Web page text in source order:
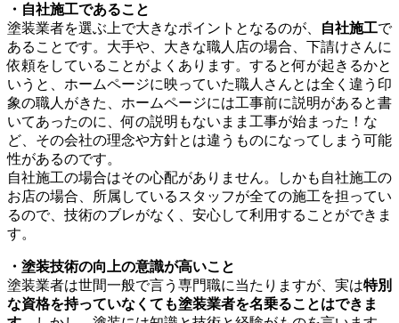
・自社施工であること
塗装業者を選ぶ上で大きなポイントとなるのが、
自社施工で
あることです。大手や、大きな職人店の場合、下請けさんに
依頼をしていることがよくあります。すると何が起きるかと
いうと、ホームページに映っていた職人さんとは全く違う印
象の職人がきた、ホームページには工事前に説明があると書
いてあったのに、何の説明もないまま工事が始まった！な
ど、その会社の理念や方針とは違うものになってしまう可能
性があるのです。
自社施工の場合はその心配がありません。しかも自社施工の
お店の場合、所属しているスタッフが全ての施工を担ってい
るので、技術のブレがなく、安心して利用することができま
す。
・ 塗装技術の向上の意識が高いこと
塗装業者は世間一般で言う専門職に当たりますが、実は特別
な資格を持っていなくても塗装業者を名乗ることはできま